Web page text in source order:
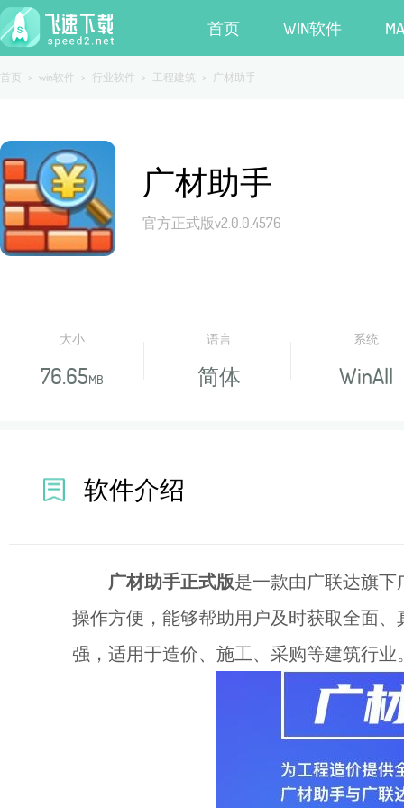
首页 WIN软件
首页 > win软件 > 行业软件 > 工程建筑 > 广材助手
广材助手
官方正式版v2.0.0.4576
大小
76.65MB
语言
简体
系统
WinAll
软件介绍
广材助手正式版是一款由广联达旗
操作方便，能够帮助用户及时获取全面
强，适用于造价、施工、采购等建筑行业